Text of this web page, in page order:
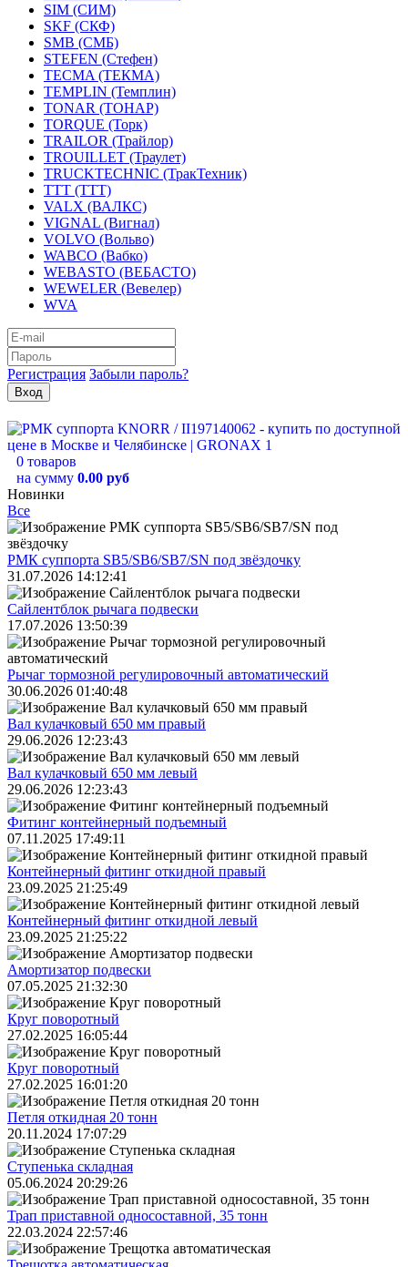
SIM (СИМ)
SKF (СКФ)
SMB (СМБ)
STEFEN (Стефен)
TECMA (ТЕКМА)
TEMPLIN (Темплин)
TONAR (ТОНАР)
TORQUE (Торк)
TRAILOR (Трайлор)
TROUILLET (Траулет)
TRUCKTECHNIC (ТракТехник)
TTT (ТТТ)
VALX (ВАЛКС)
VIGNAL (Вигнал)
VOLVO (Вольво)
WABCO (Вабко)
WEBASTO (ВЕБАСТО)
WEWELER (Вевелер)
WVA
Регистрация Забыли пароль?
0 товаров
на сумму 0.00 руб
Новинки
Все
РМК суппорта SB5/SB6/SB7/SN под звёздочку
31.07.2026 14:12:41
Сайлентблок рычага подвески
17.07.2026 13:50:39
Рычаг тормозной регулировочный автоматический
30.06.2026 01:40:48
Вал кулачковый 650 мм правый
29.06.2026 12:23:43
Вал кулачковый 650 мм левый
29.06.2026 12:23:43
Фитинг контейнерный подъемный
07.11.2025 17:49:11
Контейнерный фитинг откидной правый
23.09.2025 21:25:49
Контейнерный фитинг откидной левый
23.09.2025 21:25:22
Амортизатор подвески
07.05.2025 21:32:30
Круг поворотный
27.02.2025 16:05:44
Круг поворотный
27.02.2025 16:01:20
Петля откидная 20 тонн
20.11.2024 17:07:29
Ступенька складная
05.06.2024 20:29:26
Трап приставной односоставной, 35 тонн
22.03.2024 22:57:46